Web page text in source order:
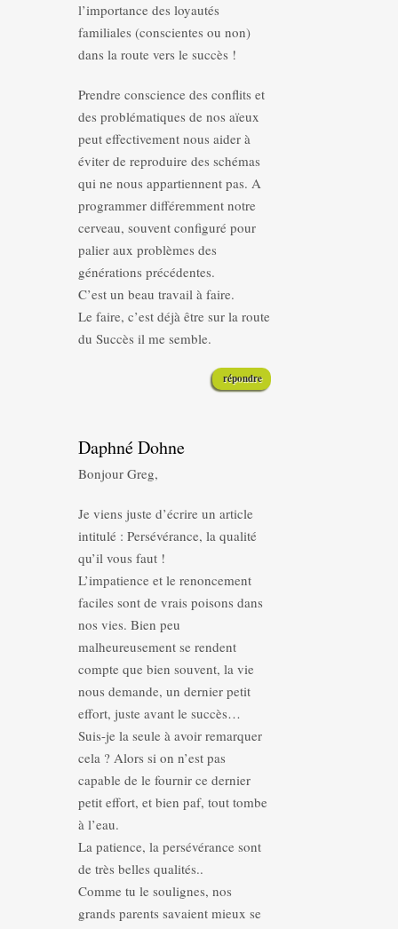
l’importance des loyautés
familiales (conscientes ou non)
dans la route vers le succès !
Prendre conscience des conflits et
des problématiques de nos aïeux
peut effectivement nous aider à
éviter de reproduire des schémas
qui ne nous appartiennent pas. A
programmer différemment notre
cerveau, souvent configuré pour
palier aux problèmes des
générations précédentes.
C’est un beau travail à faire.
Le faire, c’est déjà être sur la route
du Succès il me semble.
répondre
Daphné Dohne
Bonjour Greg,
Je viens juste d’écrire un article
intitulé : Persévérance, la qualité
qu’il vous faut !
L’impatience et le renoncement
faciles sont de vrais poisons dans
nos vies. Bien peu
malheureusement se rendent
compte que bien souvent, la vie
nous demande, un dernier petit
effort, juste avant le succès…
Suis-je la seule à avoir remarquer
cela ? Alors si on n’est pas
capable de le fournir ce dernier
petit effort, et bien paf, tout tombe
à l’eau.
La patience, la persévérance sont
de très belles qualités..
Comme tu le soulignes, nos
grands parents savaient mieux se